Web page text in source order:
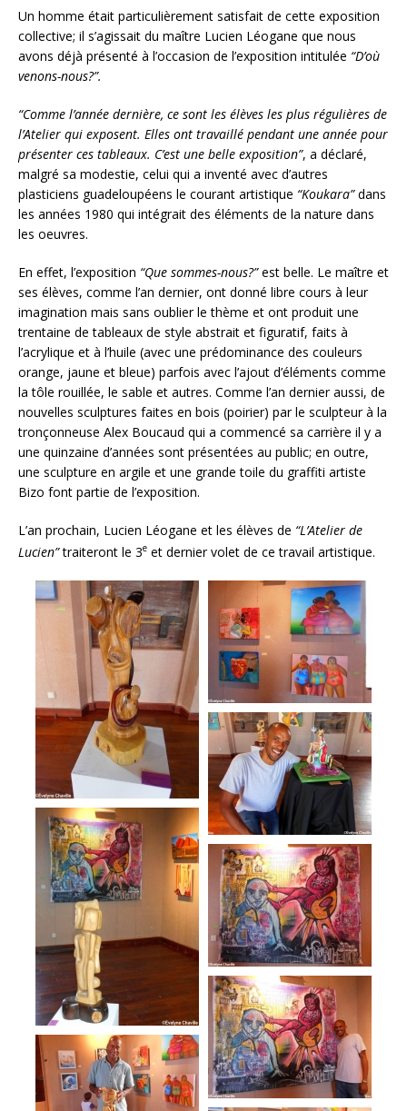
Un homme était particulièrement satisfait de cette exposition
collective; il s’agissait du maître Lucien Léogane que nous
avons déjà présenté à l’occasion de l’exposition intitulée “D’où
venons-nous?”.
“Comme l’année dernière, ce sont les élèves les plus régulières de
l’Atelier qui exposent. Elles ont travaillé pendant une année pour
présenter ces tableaux. C’est une belle exposition”, a déclaré,
malgré sa modestie, celui qui a inventé avec d’autres
plasticiens guadeloupéens le courant artistique “Koukara”dans
les années 1980 qui intégrait des éléments de la nature dans
les oeuvres.
En effet, l’exposition “Que sommes-nous?”est belle. Le maître et
ses élèves, comme l’an dernier, ont donné libre cours à leur
imagination mais sans oublier le thème et ont produit une
trentaine de tableaux de style abstrait et figuratif, faits à
l’acrylique et à l’huile (avec une prédominance des couleurs
orange, jaune et bleue) parfois avec l’ajout d’éléments comme
la tôle rouillée, le sable et autres. Comme l’an dernier aussi, de
nouvelles sculptures faites en bois (poirier) par le sculpteur à la
tronçonneuse Alex Boucaud qui a commencé sa carrière il y a
une quinzaine d’années sont présentées au public; en outre,
une sculpture en argile et une grande toile du graffiti artiste
Bizo font partie de l’exposition.
L’an prochain, Lucien Léogane et les élèves de “L’Atelier de
Lucien” traiteront le 3e et dernier volet de ce travail artistique.